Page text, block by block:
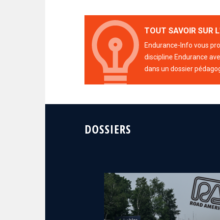
TOUT SAVOIR SUR
Endurance-Info vous
discipline Endurance
dans un dossier
DOSSIERS